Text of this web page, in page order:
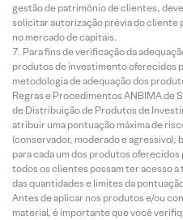
gestão de patrimônio de clientes,
solicitar autorização prévia do cliente
no mercado de capitais.
Para fins de verificação da
produtos de investimento oferecidos
metodologia de adequação dos
Regras e Procedimentos ANBIMA de
de Distribuição de Produtos de
atribuir uma pontuação máxima de
(conservador, moderado e agressivo),
para cada um dos produtos
todos os clientes possam ter acesso
das quantidades e limites da
Antes de aplicar nos produtos e/ou
material, é importante que você